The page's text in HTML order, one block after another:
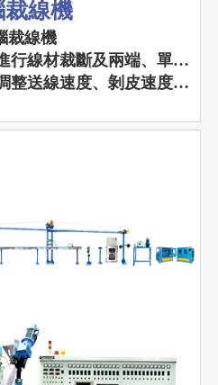
裁線機
裁線機
單端剝皮或半剝及中間剝皮的多功能機器。
切膠速度及切斷速度,更能達到廣泛實用性。